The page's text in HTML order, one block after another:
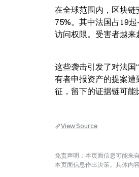
在全球范围内，区块
75%。其中法国占19
访问权限。受害者越来
这些袭击引发了对法国
有者申报资产的提案
征，留下的证据链可能
View Source
免责声明：本页面信息可能来
本页面信息作出决策。具体内